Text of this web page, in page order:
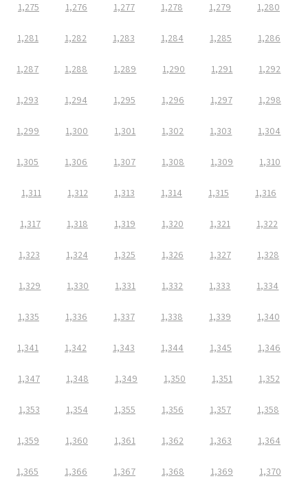
1,275 1,276 1,277 1,278 1,279 1,280
1,281 1,282 1,283 1,284 1,285 1,286
1,287 1,288 1,289 1,290 1,291 1,292
1,293 1,294 1,295 1,296 1,297 1,298
1,299 1,300 1,301 1,302 1,303 1,304
1,305 1,306 1,307 1,308 1,309 1,310
1,311 1,312 1,313 1,314 1,315 1,316
1,317 1,318 1,319 1,320 1,321 1,322
1,323 1,324 1,325 1,326 1,327 1,328
1,329 1,330 1,331 1,332 1,333 1,334
1,335 1,336 1,337 1,338 1,339 1,340
1,341 1,342 1,343 1,344 1,345 1,346
1,347 1,348 1,349 1,350 1,351 1,352
1,353 1,354 1,355 1,356 1,357 1,358
1,359 1,360 1,361 1,362 1,363 1,364
1,365 1,366 1,367 1,368 1,369 1,370